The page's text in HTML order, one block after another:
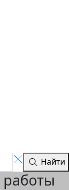
Найти
работы